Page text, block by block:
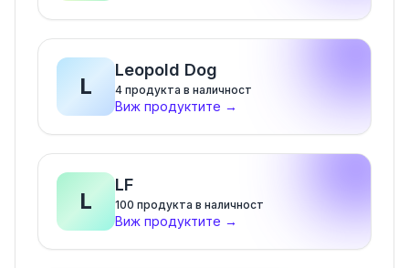
L
Leopold Dog
4 продукта в наличност
Виж продуктите →
L
LF
100 продукта в наличност
Виж продуктите →